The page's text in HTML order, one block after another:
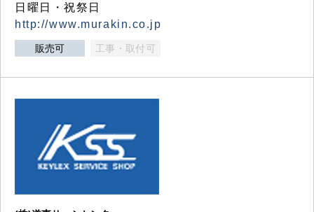
日曜日・祝祭日
http://www.murakin.co.jp
販売可 工事・取付可